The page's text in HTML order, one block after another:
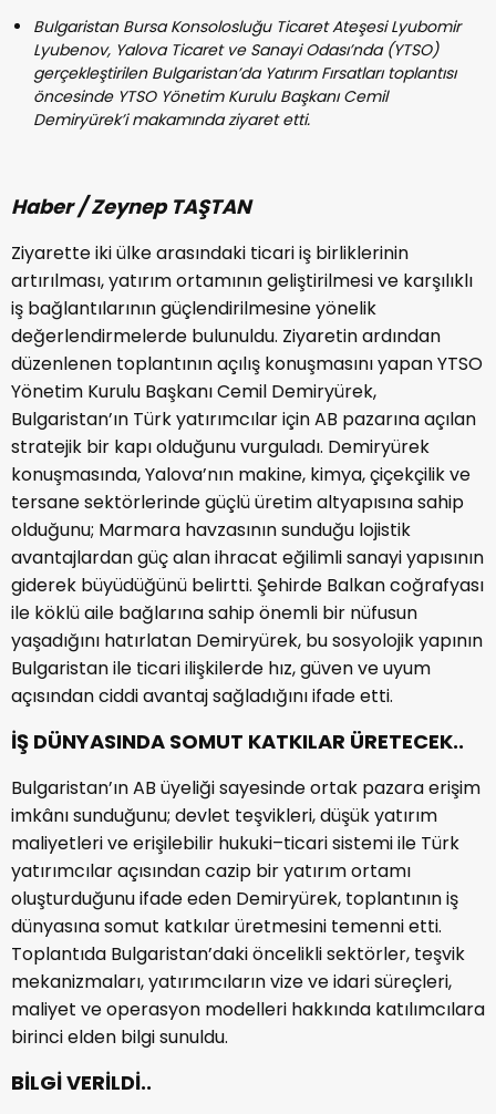
Bulgaristan Bursa Konsolosluğu Ticaret Ateşesi Lyubomir
Lyubenov, Yalova Ticaret ve Sanayi Odası’nda (YTSO)
gerçekleştirilen Bulgaristan’da Yatırım Fırsatları toplantısı
öncesinde YTSO Yönetim Kurulu Başkanı Cemil
Demiryürek’i makamında ziyaret etti.
Haber / Zeynep TAŞTAN
Ziyarette iki ülke arasındaki ticari iş birliklerinin
artırılması, yatırım ortamının geliştirilmesi ve karşılıklı
iş bağlantılarının güçlendirilmesine yönelik
değerlendirmelerde bulunuldu. Ziyaretin ardından
düzenlenen toplantının açılış konuşmasını yapan YTSO
Yönetim Kurulu Başkanı Cemil Demiryürek,
Bulgaristan’ın Türk yatırımcılar için AB pazarına açılan
stratejik bir kapı olduğunu vurguladı. Demiryürek
konuşmasında, Yalova’nın makine, kimya, çiçekçilik ve
tersane sektörlerinde güçlü üretim altyapısına sahip
olduğunu; Marmara havzasının sunduğu lojistik
avantajlardan güç alan ihracat eğilimli sanayi yapısının
giderek büyüdüğünü belirtti. Şehirde Balkan coğrafyası
ile köklü aile bağlarına sahip önemli bir nüfusun
yaşadığını hatırlatan Demiryürek, bu sosyolojik yapının
Bulgaristan ile ticari ilişkilerde hız, güven ve uyum
açısından ciddi avantaj sağladığını ifade etti.
İŞ DÜNYASINDA SOMUT KATKILAR ÜRETECEK..
Bulgaristan’ın AB üyeliği sayesinde ortak pazara erişim
imkânı sunduğunu; devlet teşvikleri, düşük yatırım
maliyetleri ve erişilebilir hukuki–ticari sistemi ile Türk
yatırımcılar açısından cazip bir yatırım ortamı
oluşturduğunu ifade eden Demiryürek, toplantının iş
dünyasına somut katkılar üretmesini temenni etti.
Toplantıda Bulgaristan’daki öncelikli sektörler, teşvik
mekanizmaları, yatırımcıların vize ve idari süreçleri,
maliyet ve operasyon modelleri hakkında katılımcılara
birinci elden bilgi sunuldu.
BİLGİ VERİLDİ..